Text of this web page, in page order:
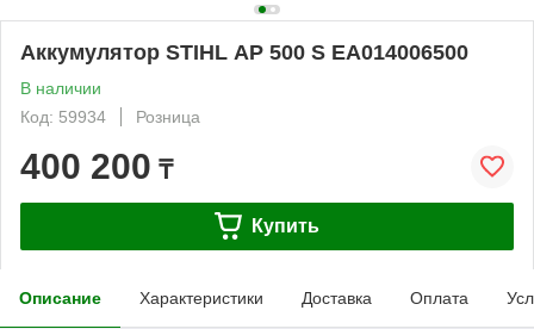
Аккумулятор STIHL АР 500 S EA014006500
В наличии
Код: 59934
Розница
400 200 ₸
Купить
Описание Характеристики Доставка Оплата